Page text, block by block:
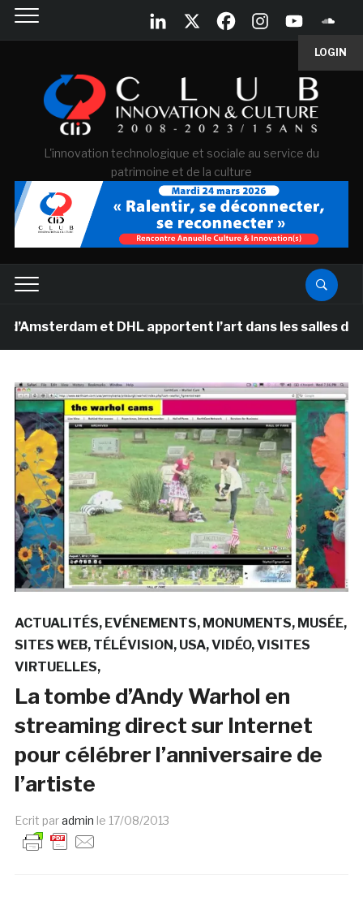
LOGIN
L'innovation technologique et sociale au service du
patrimoine et de la culture
et DHL apportent l’art dans les salles de classe
ACTUALITÉS EVÉNEMENTS MONUMENTS MUSÉE
SITES WEB TÉLÉVISION USA VIDÉO VISITES
VIRTUELLES
La tombe d’Andy Warhol en
streaming direct sur Internet
pour célébrer l’anniversaire de
l’artiste
Ecrit paradmin le 17/08/2013